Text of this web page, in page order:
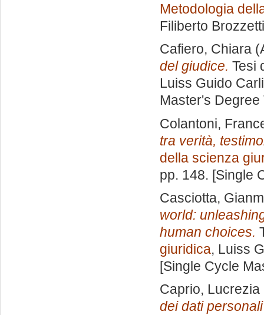
Metodologia
Filiberto Brozzetti
Cafiero, Chiara
del giudice. Tesi
Luiss Guido
Master's Degree
Colantoni,
tra verità,
della scienza
pp. 148. [Single
Casciotta,
world:
human choices.
giuridica, Luiss
[Single Cycle
Caprio, Lucrezia
dei dati